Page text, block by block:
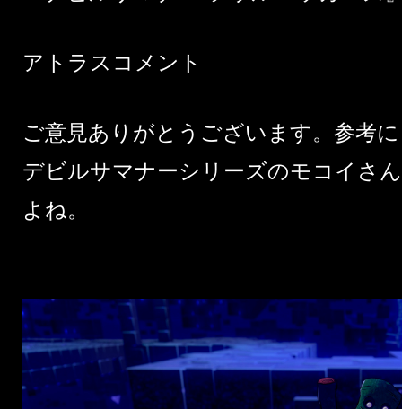
アトラスコメント
ご意見ありがとうございます。参考
デビルサマナーシリーズのモコイさ
よね。